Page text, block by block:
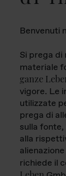
Benvenuti
Si prega
materiale
ganze
vigore. Le
utilizzate
prega di
sulla
alla
richiede il